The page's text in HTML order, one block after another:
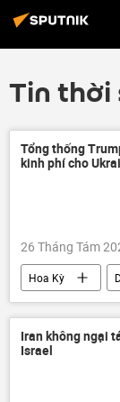
Tin thời
Tổng thống
kinh phí cho
26 Tháng Tám
Hoa Kỳ
Cuộc khủng
Chiến dịch quân
Sergey Lavrov
Iran không ngại
Israel